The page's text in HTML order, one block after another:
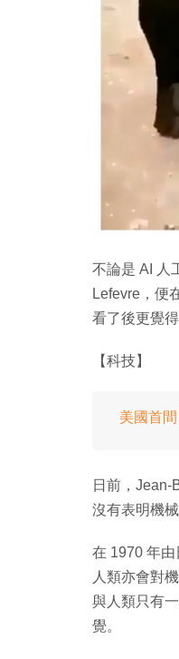
不論是 AI 人
Lefevre，便
看了後更覺
【科技】
美國首
日前，Jean-
沒有表明機
在 1970 年
人類亦會對
與人類只有
覺。